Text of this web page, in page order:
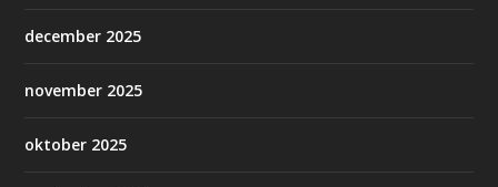
december 2025
november 2025
oktober 2025